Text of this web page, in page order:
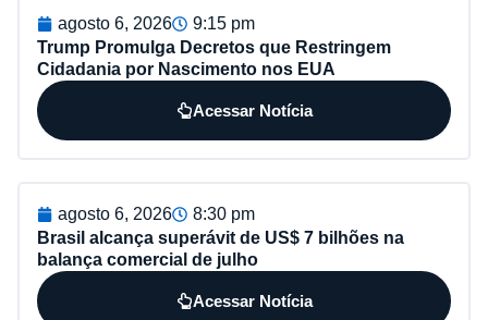
agosto 6, 2026
9:15 pm
Trump Promulga Decretos que Restringem
Cidadania por Nascimento nos EUA
Acessar Notícia
agosto 6, 2026
8:30 pm
Brasil alcança superávit de US$ 7 bilhões na
balança comercial de julho
Acessar Notícia